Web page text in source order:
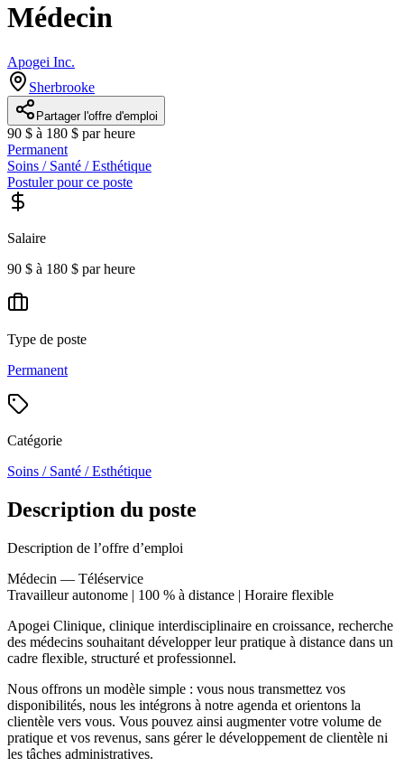
Médecin
Apogei Inc.
Sherbrooke
Partager l'offre d'emploi
90 $ à 180 $ par heure
Permanent
Soins / Santé / Esthétique
Postuler pour ce poste
Salaire
90 $ à 180 $ par heure
Type de poste
Permanent
Catégorie
Soins / Santé / Esthétique
Description du poste
Description de l’offre d’emploi
Médecin — Téléservice
Travailleur autonome | 100 % à distance | Horaire flexible
Apogei Clinique, clinique interdisciplinaire en croissance, recherche
des médecins souhaitant développer leur pratique à distance dans un
cadre flexible, structuré et professionnel.
Nous offrons un modèle simple : vous nous transmettez vos
disponibilités, nous les intégrons à notre agenda et orientons la
clientèle vers vous. Vous pouvez ainsi augmenter votre volume de
pratique et vos revenus, sans gérer le développement de clientèle ni
les tâches administratives.